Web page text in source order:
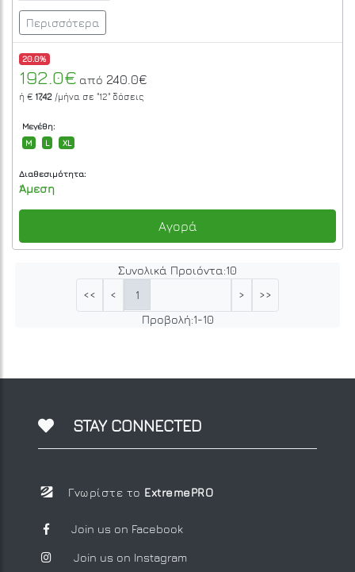
Περισσότερα
20.0%
192.0€ από 240.0€
ή € 17,42 /μήνα σε "12" δόσεις
Μεγέθη:
M
L XL
Διαθεσιμότητα:
Άμεση
Αγορά
Συνολικά Προιόντα:10
<<
< 1 >
>>
Προβολή:1-10
STAY CONNECTED
Γνωρίστε το ExtremePRO
Join us on Facebook
Join us on Instagram